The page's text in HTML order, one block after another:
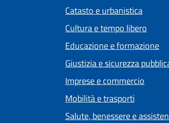
Catasto e urbanistica
Cultura e tempo libero
Educazione e formazione
Giustizia e sicurezza
Imprese e commercio
Mobilità e trasporti
Salute, benessere e